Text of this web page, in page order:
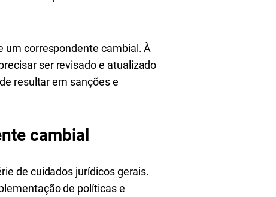
um correspondente cambial. À
ser revisado e atualizado
resultar em sanções e
cambial
de cuidados jurídicos gerais.
de políticas e